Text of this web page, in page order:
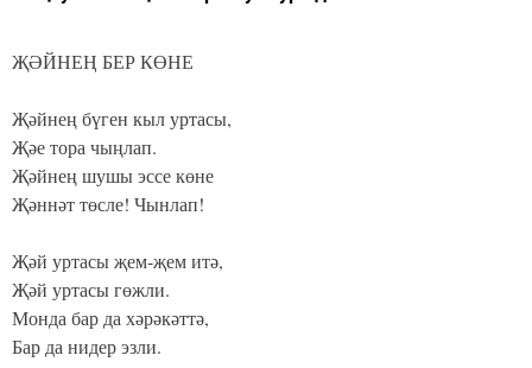
ҖӘЙНЕҢ БЕР КӨНЕ
Җәйнең бүген кыл уртасы,
Җәе тора чыңлап.
Җәйнең шушы эссе көне
Җәннәт төсле! Чынлап!
Җәй уртасы җем-җем итә,
Җәй уртасы гөжли.
Монда бар да хәрәкәттә,
Бар да нидер эзли.